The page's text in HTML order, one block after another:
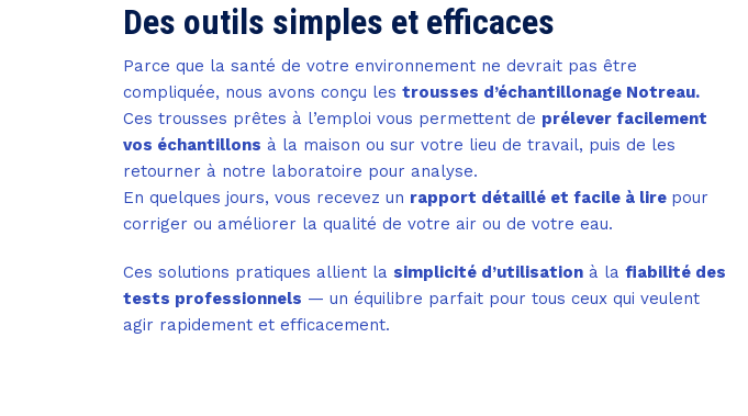
Des outils simples et efficaces
Parce que la santé de votre environnement ne devrait pas être
compliquée, nous avons conçu les trousses d’échantillonage Notreau.
Ces trousses prêtes à l’emploi vous permettent de prélever facilement
vos échantillons à la maison ou sur votre lieu de travail, puis de les
retourner à notre laboratoire pour analyse.
En quelques jours, vous recevez un rapport détaillé et facile à lire pour
corriger ou améliorer la qualité de votre air ou de votre eau.
Ces solutions pratiques allient la simplicité d’utilisation à la fiabilité des
tests professionnels — un équilibre parfait pour tous ceux qui veulent
agir rapidement et efficacement.